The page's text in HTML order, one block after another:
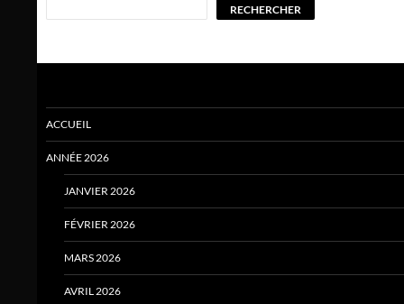
RECHERCHER
ACCUEIL
ANNÉE 2026
JANVIER 2026
FÉVRIER 2026
MARS 2026
AVRIL 2026